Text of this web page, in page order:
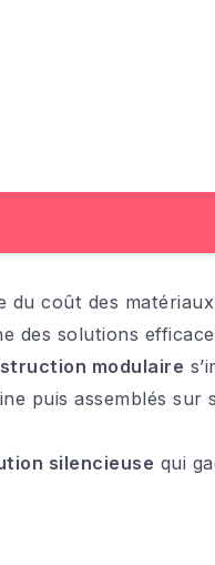
du coût des
des solutions
modulaire
puis assemblés
silencieuse qui